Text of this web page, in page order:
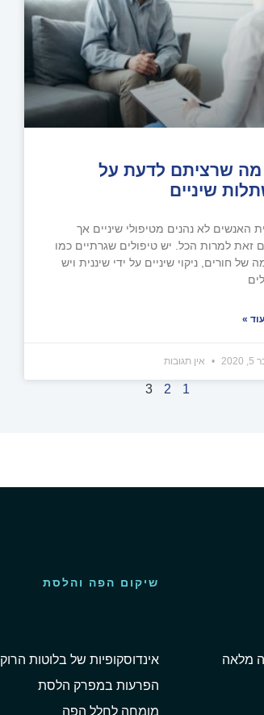
מה שרציתם לדעת על
שיניים
האנשים לא נהנים מטיפולי שיניים אך
זאת למרות הכל. יש טיפולים שגרתיים כמו
של חורים, ניקוי שיניים על ידי שיננית ויש
»
אין תגובות
1
2
3
מלאה
שיקום הפה והלסת
אינדוסקופיות של בלוטות הרוק
הפרעות במפרק הלסת
מומחה לחלל הפה